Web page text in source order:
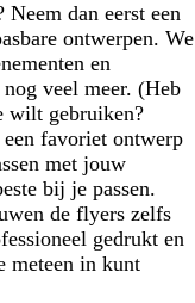
dan eerst een
ontwerpen. We
en
veel meer. (Heb
wilt gebruiken?
favoriet ontwerp
met jouw
bij je passen.
de flyers zelfs
gedrukt en
meteen in kunt